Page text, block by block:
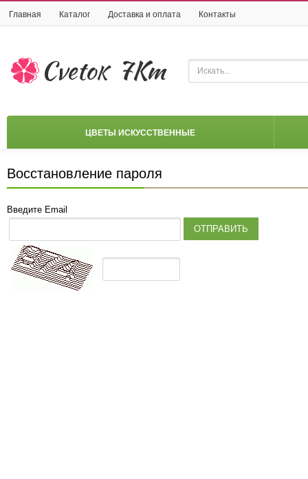
Главная Каталог Доставка и оплата Контакты
ЦВЕТЫ ИСКУССТВЕННЫЕ
Восстановление пароля
Введите Email